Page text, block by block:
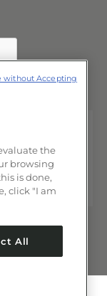
the
browsing
is done,
click "I am
All
without Accepting